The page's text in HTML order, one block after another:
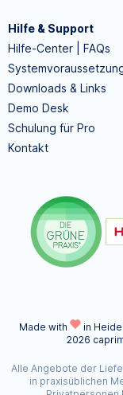
Hilfe & Support
Hilfe-Center | FAQs
Downloads & Links
Demo Desk
Schulung für Pro
Kontakt
Made with in
2026
Alle Angebote der
in praxisüblichen